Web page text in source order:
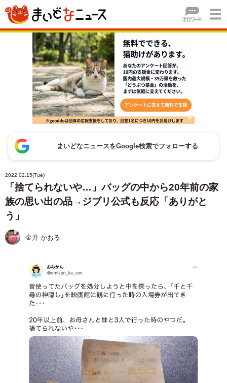
まいどなニュースをGoogle検索でフォローする
2022.02.15(Tue)
「捨てられないや…」バッグの中から20年前の家
族の思い出の品→ジブリ公式も反応「ありがと
う」
金井 かおる